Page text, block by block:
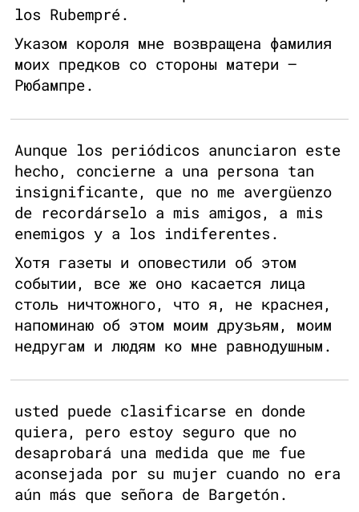
los Rubempré.
Указом короля мне возвращена фамилия
моих предков со стороны матери –
Рюбампре.
Aunque los periódicos anunciaron este
hecho, concierne a una persona tan
insignificante, que no me avergüenzo
de recordárselo a mis amigos, a mis
enemigos y a los indiferentes.
Хотя газеты и оповестили об этом
событии, все же оно касается лица
столь ничтожного, что я, не краснея,
напоминаю об этом моим друзьям, моим
недругам и людям ко мне равнодушным.
usted puede clasificarse en donde
quiera, pero estoy seguro que no
desaprobará una medida que me fue
aconsejada por su mujer cuando no era
aún más que señora de Bargetón.